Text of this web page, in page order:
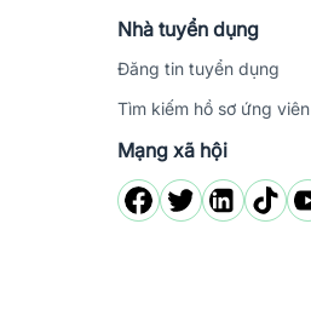
Nhà tuyển dụng
Đăng tin tuyển dụng
Tìm kiếm hồ sơ ứng viên
Mạng xã hội